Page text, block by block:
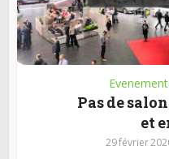
Pas de
et
29 février